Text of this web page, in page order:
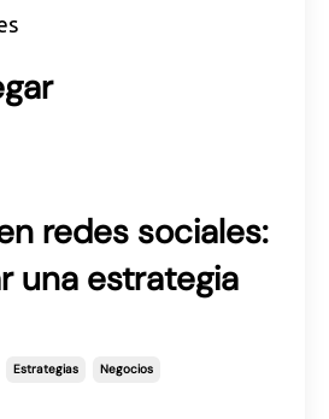
redes sociales:
una estrategia
Estrategias Negocios